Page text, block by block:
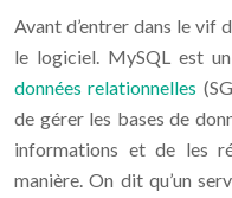
Avant d’entrer dans le vif
le logiciel. MySQL est un
données relationnelles
de gérer les bases de
informations et de les
manière. On dit qu’un